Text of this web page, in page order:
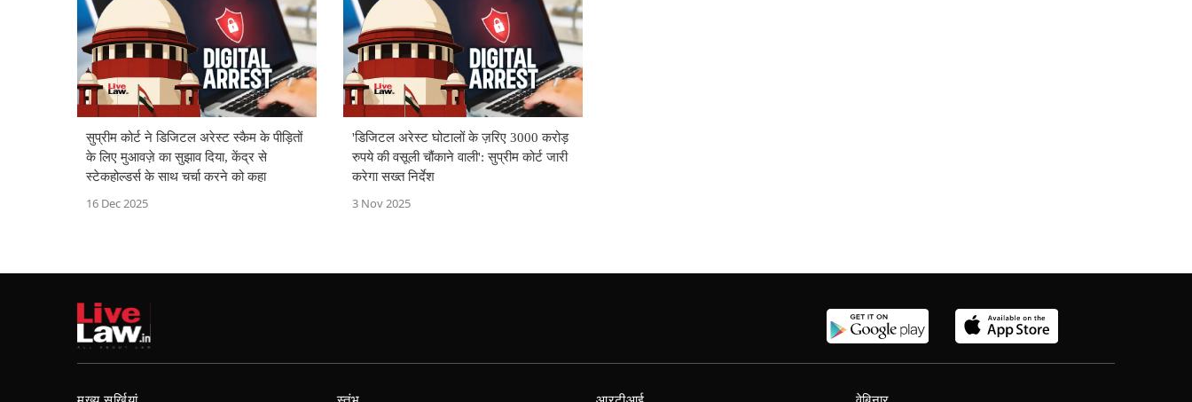
सुप्रीम कोर्ट ने डिजिटल अरेस्ट स्कैम के पीड़ितों
के लिए मुआवज़े का सुझाव दिया, केंद्र से
स्टेकहोल्डर्स के साथ चर्चा करने को कहा
16 Dec 2025
'डिजिटल अरेस्ट घोटालों के ज़रिए 3000 करोड़
रुपये की वसूली चौंकाने वाली': सुप्रीम कोर्ट जारी
करेगा सख्त निर्देश
3 Nov 2025